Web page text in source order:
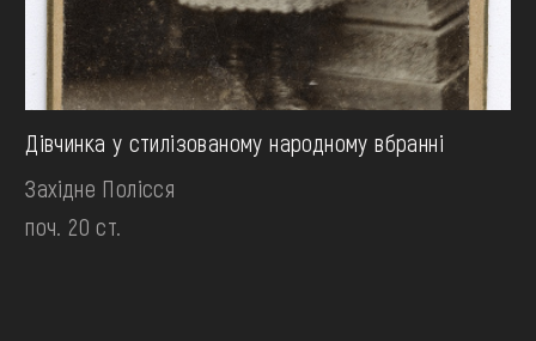
Дівчинка у стилізованому народному вбранні
Західне Полісся
поч. 20 ст.